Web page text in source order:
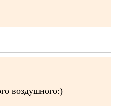
воздушного:)